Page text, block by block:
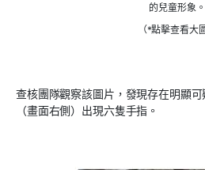
的兒童形象。
（*點擊查看大圖
查核團隊觀察該圖片，發現存在明顯
（畫面右側）出現六隻手指。